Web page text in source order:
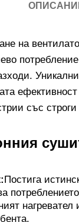
на
със
Постига